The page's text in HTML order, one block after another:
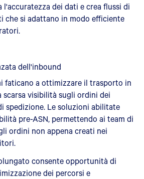
dei dati e crea flussi di
che si adattano in modo efficiente
dell'inbound
faticano a ottimizzare il trasporto in
scarsa visibilità sugli ordini dei
spedizione. Le soluzioni abilitate
pre-ASN, permettendo ai team di
ordini non appena creati nei
consente opportunità di
dei percorsi e